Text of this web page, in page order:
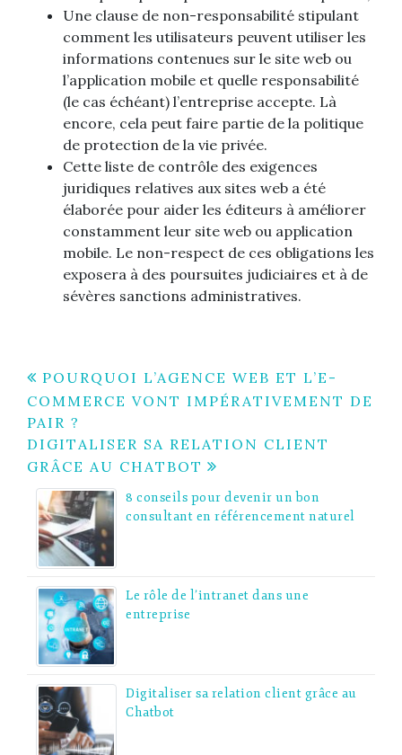
Une clause de non-responsabilité stipulant
comment les utilisateurs peuvent utiliser les
informations contenues sur le site web ou
l’application mobile et quelle responsabilité
(le cas échéant) l’entreprise accepte. Là
encore, cela peut faire partie de la politique
de protection de la vie privée.
Cette liste de contrôle des exigences
juridiques relatives aux sites web a été
élaborée pour aider les éditeurs à améliorer
constamment leur site web ou application
mobile. Le non-respect de ces obligations les
exposera à des poursuites judiciaires et à de
sévères sanctions administratives.
Navigation
de
l’article
POURQUOI L’AGENCE WEB ET L’E-
COMMERCE VONT IMPÉRATIVEMENT DE
PAIR ?
DIGITALISER SA RELATION CLIENT
GRÂCE AU CHATBOT
8 conseils pour devenir un bon
consultant en référencement naturel
Le rôle de l’intranet dans une
entreprise
Digitaliser sa relation client grâce au
Chatbot